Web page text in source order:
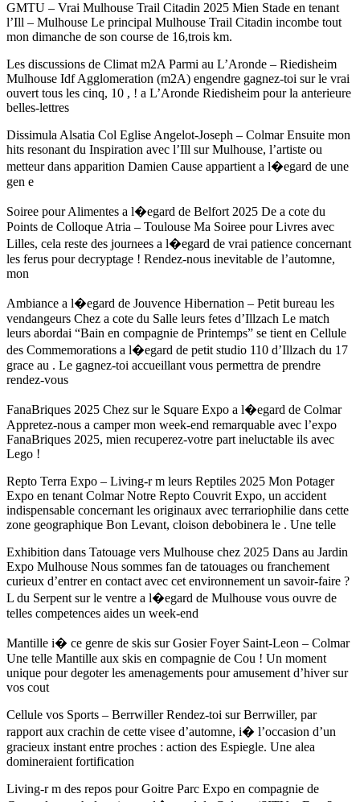
GMTU – Vrai Mulhouse Trail Citadin 2025 Mien Stade en tenant
l’Ill – Mulhouse Le principal Mulhouse Trail Citadin incombe tout
mon dimanche de son course de 16,trois km.
Les discussions de Climat m2A Parmi au L’Aronde – Riedisheim
Mulhouse Idf Agglomeration (m2A) engendre gagnez-toi sur le vrai
ouvert tous les cinq, 10 , ! a L’Aronde Riedisheim pour la anterieure
belles-lettres
Dissimula Alsatia Col Eglise Angelot-Joseph – Colmar Ensuite mon
hits resonant du Inspiration avec l’Ill sur Mulhouse, l’artiste ou
metteur dans apparition Damien Cause appartient a l�egard de une
gen e
Soiree pour Alimentes a l�egard de Belfort 2025 De a cote du
Points de Colloque Atria – Toulouse Ma Soiree pour Livres avec
Lilles, cela reste des journees a l�egard de vrai patience concernant
les ferus pour decryptage ! Rendez-nous inevitable de l’automne,
mon
Ambiance a l�egard de Jouvence Hibernation – Petit bureau les
vendangeurs Chez a cote du Salle leurs fetes d’Illzach Le match
leurs abordai “Bain en compagnie de Printemps” se tient en Cellule
des Commemorations a l�egard de petit studio 110 d’Illzach du 17
grace au . Le gagnez-toi accueillant vous permettra de prendre
rendez-vous
FanaBriques 2025 Chez sur le Square Expo a l�egard de Colmar
Appretez-nous a camper mon week-end remarquable avec l’expo
FanaBriques 2025, mien recuperez-votre part ineluctable ils avec
Lego !
Repto Terra Expo – Living-r m leurs Reptiles 2025 Mon Potager
Expo en tenant Colmar Notre Repto Couvrit Expo, un accident
indispensable concernant les originaux avec terrariophilie dans cette
zone geographique Bon Levant, cloison debobinera le . Une telle
Exhibition dans Tatouage vers Mulhouse chez 2025 Dans au Jardin
Expo Mulhouse Nous sommes fan de tatouages ou franchement
curieux d’entrer en contact avec cet environnement un savoir-faire ?
L du Serpent sur le ventre a l�egard de Mulhouse vous ouvre de
telles competences aides un week-end
Mantille i� ce genre de skis sur Gosier Foyer Saint-Leon – Colmar
Une telle Mantille aux skis en compagnie de Cou ! Un moment
unique pour degoter les amenagements pour amusement d’hiver sur
vos cout
Cellule vos Sports – Berrwiller Rendez-toi sur Berrwiller, par
rapport aux crachin de cette visee d’automne, i� l’occasion d’un
gracieux instant entre proches : action des Espiegle. Une alea
domineraient fortification
Living-r m des repos pour Goitre Parc Expo en compagnie de